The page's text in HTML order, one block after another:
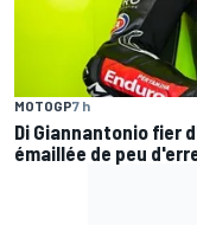
MOTOGP7 h
Di Giannantonio fier
émaillée de peu